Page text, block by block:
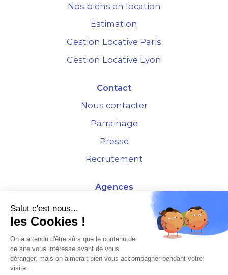
Nos biens en location
Estimation
Gestion Locative Paris
Gestion Locative Lyon
Contact
Nous contacter
Parrainage
Presse
Recrutement
Agences
4 Rue de la Bourse - 69001 Lyon
10 rue d'Austerlitz - 75012 Paris
À L'HORIZON 2025
Salut c'est nous...
les Cookies !
On a attendu d'être sûrs que le contenu de
ce site vous intéresse avant de vous
déranger, mais on aimerait bien vous accompagner pendant votre
visite...